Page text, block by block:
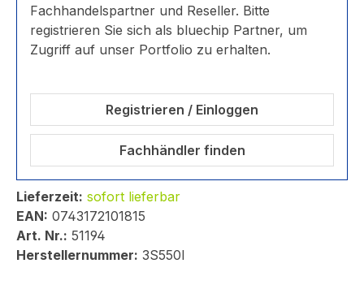
Fachhandelspartner und Reseller. Bitte
registrieren Sie sich als bluechip Partner, um
Zugriff auf unser Portfolio zu erhalten.
Registrieren / Einloggen
Fachhändler finden
Lieferzeit: sofort lieferbar
EAN: 0743172101815
Art. Nr.: 51194
Herstellernummer: 3S550I